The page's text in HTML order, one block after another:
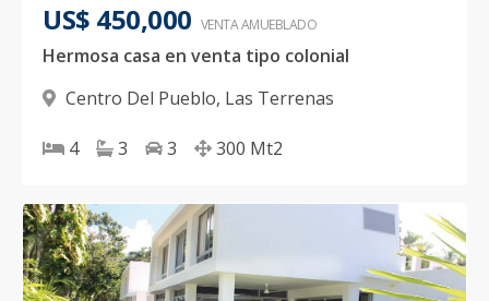
US$ 450,000 VENTA AMUEBLADO
Hermosa casa en venta tipo colonial
Centro Del Pueblo, Las Terrenas
4 3 3 300 Mt2